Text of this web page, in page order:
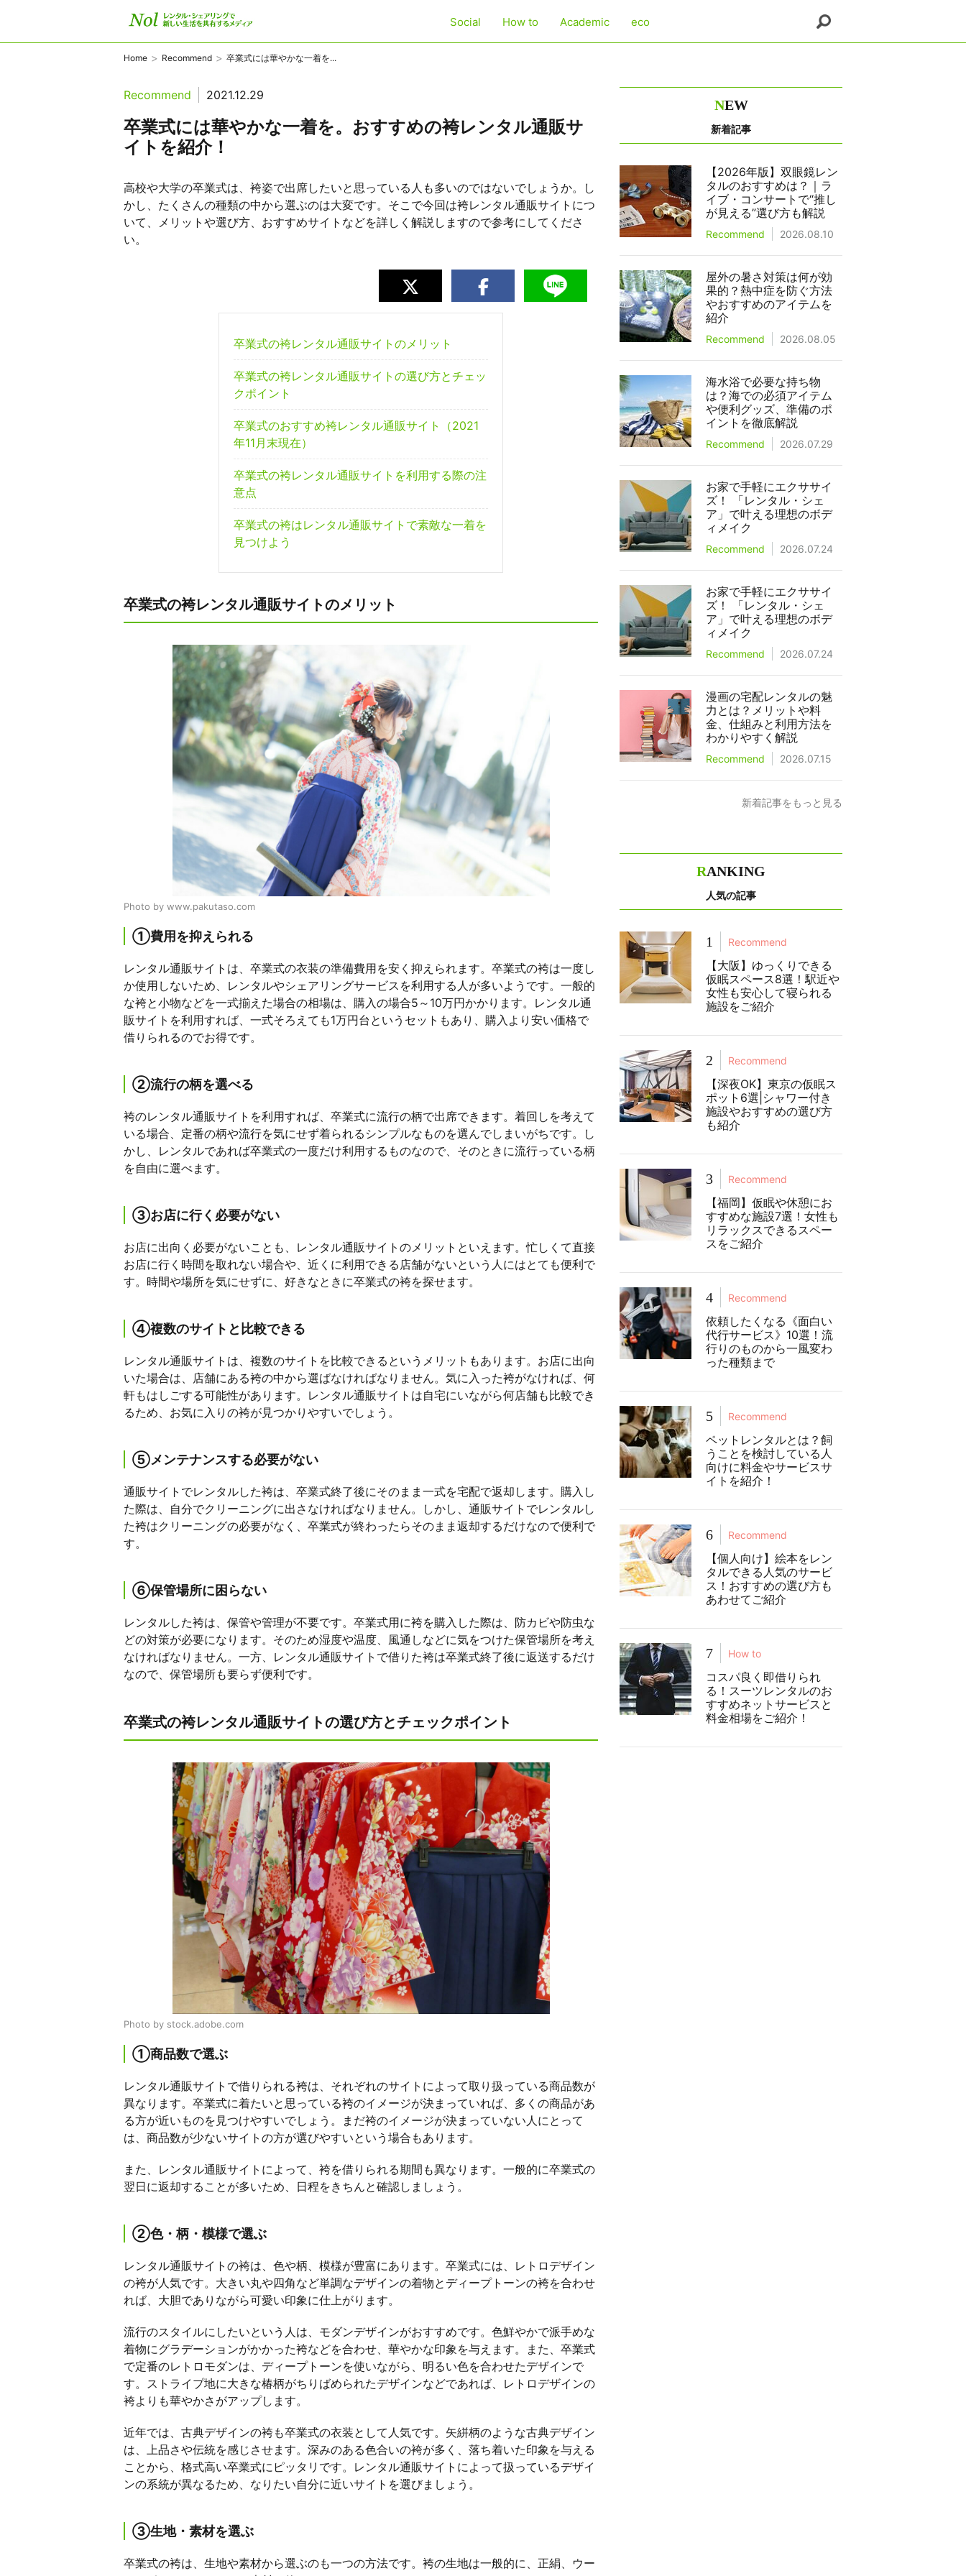
Social How to Academic eco
Home > Recommend > 卒業式には華やかな一着を...
Recommend 2021.12.29
卒業式には華やかな一着を。おすすめの袴レンタル通販サ
イトを紹介！
高校や大学の卒業式は、袴姿で出席したいと思っている人も多いのではないでしょうか。し
かし、たくさんの種類の中から選ぶのは大変です。そこで今回は袴レンタル通販サイトにつ
いて、メリットや選び方、おすすめサイトなどを詳しく解説しますので参考にしてくださ
い。
卒業式の袴レンタル通販サイトのメリット
卒業式の袴レンタル通販サイトの選び方とチェッ
クポイント
卒業式のおすすめ袴レンタル通販サイト（2021
年11月末現在）
卒業式の袴レンタル通販サイトを利用する際の注
意点
卒業式の袴はレンタル通販サイトで素敵な一着を
見つけよう
卒業式の袴レンタル通販サイトのメリット
Photo by www.pakutaso.com
①費用を抑えられる
レンタル通販サイトは、卒業式の衣装の準備費用を安く抑えられます。卒業式の袴は一度し
か使用しないため、レンタルやシェアリングサービスを利用する人が多いようです。一般的
な袴と小物などを一式揃えた場合の相場は、購入の場合5～10万円かかります。レンタル通
販サイトを利用すれば、一式そろえても1万円台というセットもあり、購入より安い価格で
借りられるのでお得です。
②流行の柄を選べる
袴のレンタル通販サイトを利用すれば、卒業式に流行の柄で出席できます。着回しを考えて
いる場合、定番の柄や流行を気にせず着られるシンプルなものを選んでしまいがちです。し
かし、レンタルであれば卒業式の一度だけ利用するものなので、そのときに流行っている柄
を自由に選べます。
③お店に行く必要がない
お店に出向く必要がないことも、レンタル通販サイトのメリットといえます。忙しくて直接
お店に行く時間を取れない場合や、近くに利用できる店舗がないという人にはとても便利で
す。時間や場所を気にせずに、好きなときに卒業式の袴を探せます。
④複数のサイトと比較できる
レンタル通販サイトは、複数のサイトを比較できるというメリットもあります。お店に出向
いた場合は、店舗にある袴の中から選ばなければなりません。気に入った袴がなければ、何
軒もはしごする可能性があります。レンタル通販サイトは自宅にいながら何店舗も比較でき
るため、お気に入りの袴が見つかりやすいでしょう。
⑤メンテナンスする必要がない
通販サイトでレンタルした袴は、卒業式終了後にそのまま一式を宅配で返却します。購入し
た際は、自分でクリーニングに出さなければなりません。しかし、通販サイトでレンタルし
た袴はクリーニングの必要がなく、卒業式が終わったらそのまま返却するだけなので便利で
す。
⑥保管場所に困らない
レンタルした袴は、保管や管理が不要です。卒業式用に袴を購入した際は、防カビや防虫な
どの対策が必要になります。そのため湿度や温度、風通しなどに気をつけた保管場所を考え
なければなりません。一方、レンタル通販サイトで借りた袴は卒業式終了後に返送するだけ
なので、保管場所も要らず便利です。
卒業式の袴レンタル通販サイトの選び方とチェックポイント
Photo by stock.adobe.com
①商品数で選ぶ
レンタル通販サイトで借りられる袴は、それぞれのサイトによって取り扱っている商品数が
異なります。卒業式に着たいと思っている袴のイメージが決まっていれば、多くの商品があ
る方が近いものを見つけやすいでしょう。まだ袴のイメージが決まっていない人にとって
は、商品数が少ないサイトの方が選びやすいという場合もあります。
また、レンタル通販サイトによって、袴を借りられる期間も異なります。一般的に卒業式の
翌日に返却することが多いため、日程をきちんと確認しましょう。
②色・柄・模様で選ぶ
レンタル通販サイトの袴は、色や柄、模様が豊富にあります。卒業式には、レトロデザイン
の袴が人気です。大きい丸や四角など単調なデザインの着物とディープトーンの袴を合わせ
れば、大胆でありながら可愛い印象に仕上がります。
流行のスタイルにしたいという人は、モダンデザインがおすすめです。色鮮やかで派手めな
着物にグラデーションがかかった袴などを合わせ、華やかな印象を与えます。また、卒業式
で定番のレトロモダンは、ディープトーンを使いながら、明るい色を合わせたデザインで
す。ストライプ地に大きな椿柄がちりばめられたデザインなどであれば、レトロデザインの
袴よりも華やかさがアップします。
近年では、古典デザインの袴も卒業式の衣装として人気です。矢絣柄のような古典デザイン
は、上品さや伝統を感じさせます。深みのある色合いの袴が多く、落ち着いた印象を与える
ことから、格式高い卒業式にピッタリです。レンタル通販サイトによって扱っているデザイ
ンの系統が異なるため、なりたい自分に近いサイトを選びましょう。
③生地・素材を選ぶ
卒業式の袴は、生地や素材から選ぶのも一つの方法です。袴の生地は一般的に、正絹、ウー
NEW
新着記事
【2026年版】双眼鏡レン
タルのおすすめは？｜ラ
イブ・コンサートで“推し
が見える”選び方も解説
Recommend 2026.08.10
屋外の暑さ対策は何が効
果的？熱中症を防ぐ方法
やおすすめのアイテムを
紹介
Recommend 2026.08.05
海水浴で必要な持ち物
は？海での必須アイテム
や便利グッズ、準備のポ
イントを徹底解説
Recommend 2026.07.29
お家で手軽にエクササイ
ズ！ 「レンタル・シェ
ア」で叶える理想のボデ
ィメイク
Recommend 2026.07.24
お家で手軽にエクササイ
ズ！ 「レンタル・シェ
ア」で叶える理想のボデ
ィメイク
Recommend 2026.07.24
漫画の宅配レンタルの魅
力とは？メリットや料
金、仕組みと利用方法を
わかりやすく解説
Recommend 2026.07.15
新着記事をもっと見る
RANKING
人気の記事
1 Recommend
【大阪】ゆっくりできる
仮眠スペース8選！駅近や
女性も安心して寝られる
施設をご紹介
2 Recommend
【深夜OK】東京の仮眠ス
ポット6選|シャワー付き
施設やおすすめの選び方
も紹介
3 Recommend
【福岡】仮眠や休憩にお
すすめな施設7選！女性も
リラックスできるスペー
スをご紹介
4 Recommend
依頼したくなる《面白い
代行サービス》10選！流
行りのものから一風変わ
った種類まで
5 Recommend
ペットレンタルとは？飼
うことを検討している人
向けに料金やサービスサ
イトを紹介！
6 Recommend
【個人向け】絵本をレン
タルできる人気のサービ
ス！おすすめの選び方も
あわせてご紹介
7 How to
コスパ良く即借りられ
る！スーツレンタルのお
すすめネットサービスと
料金相場をご紹介！